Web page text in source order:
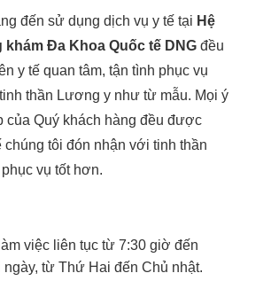
đến sử dụng dịch vụ y tế tại Hệ
Đa Khoa Quốc tế DNG đều
y tế quan tâm, tận tình phục vụ
thần Lương y như từ mẫu. Mọi ý
của Quý khách hàng đều được
chúng tôi đón nhận với tinh thần
vụ tốt hơn.
việc liên tục từ 7:30 giờ đến
từ Thứ Hai đến Chủ nhật.